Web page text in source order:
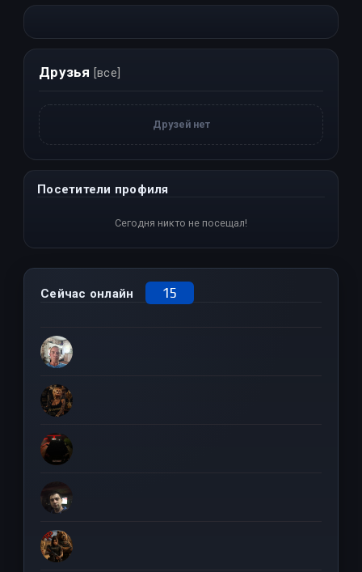
Друзья [все]
Друзей нет
Посетители профиля
Сегодня никто не посещал!
Сейчас онлайн 15